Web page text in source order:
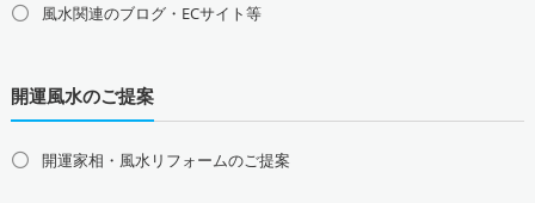
山梨県の占い師募集・求人
新潟県の占い師募集・求人
東海地方の占い師募集・求人
愛知県の占い師募集・求人
岐阜県の占い師募集・求人
三重県の占い師募集・求人
静岡県の占い師募集・求人
風水関連のブログ・ECサイト等
開運風水のご提案
開運家相・風水リフォームのご提案